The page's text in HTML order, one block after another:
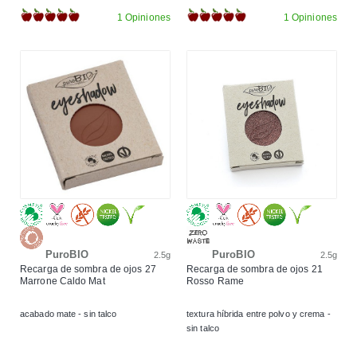
1 Opiniones 1 Opiniones
PuroBIO 2.5g
Recarga de sombra de ojos 27
Marrone Caldo Mat
acabado mate - sin talco
PuroBIO 2.5g
Recarga de sombra de ojos 21
Rosso Rame
textura híbrida entre polvo y crema -
sin talco